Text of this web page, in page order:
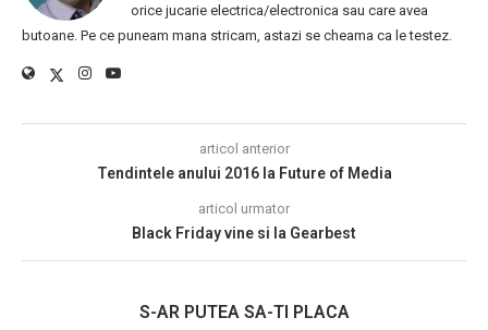
orice jucarie electrica/electronica sau care avea
butoane. Pe ce puneam mana stricam, astazi se cheama ca le testez.
articol anterior
Tendintele anului 2016 la Future of Media
articol urmator
Black Friday vine si la Gearbest
S-AR PUTEA SA-TI PLACA